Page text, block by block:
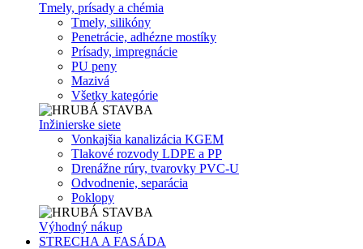
Tmely, prísady a chémia
Tmely, silikóny
Penetrácie, adhézne mostíky
Prísady, impregnácie
PU peny
Mazivá
Všetky kategórie
Inžinierske siete
Vonkajšia kanalizácia KGEM
Tlakové rozvody LDPE a PP
Drenážne rúry, tvarovky PVC-U
Odvodnenie, separácia
Poklopy
Výhodný nákup
STRECHA A FASÁDA